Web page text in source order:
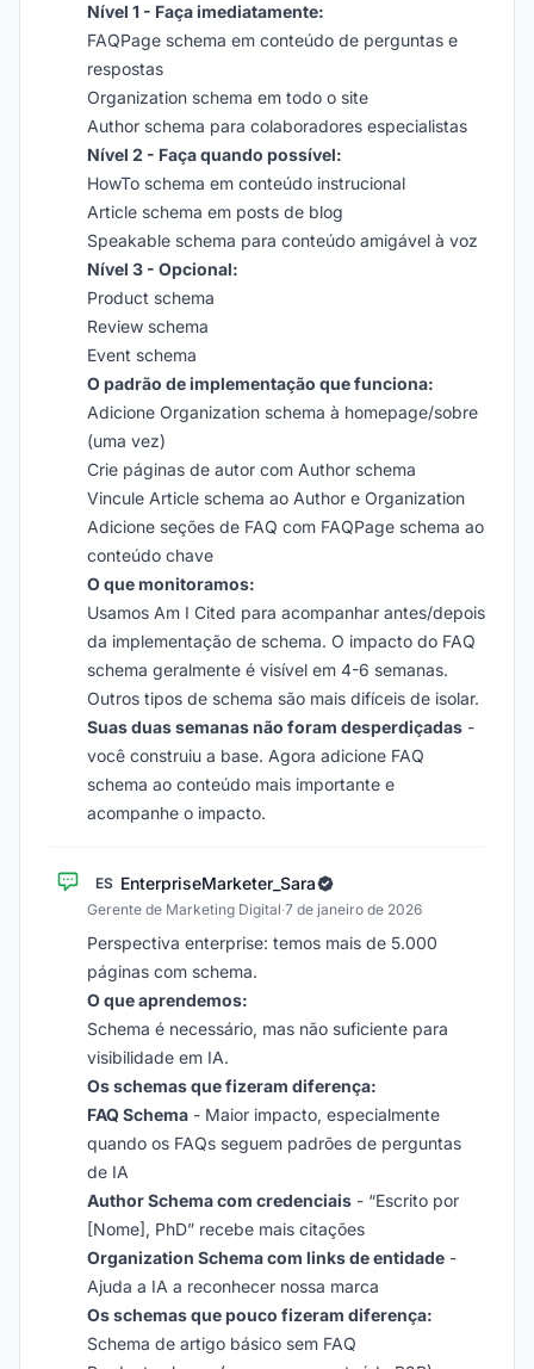
Nível 1 - Faça imediatamente:
FAQPage schema em conteúdo de perguntas e
respostas
Organization schema em todo o site
Author schema para colaboradores especialistas
Nível 2 - Faça quando possível:
HowTo schema em conteúdo instrucional
Article schema em posts de blog
Speakable schema para conteúdo amigável à voz
Nível 3 - Opcional:
Product schema
Review schema
Event schema
O padrão de implementação que funciona:
Adicione Organization schema à homepage/sobre
(uma vez)
Crie páginas de autor com Author schema
Vincule Article schema ao Author e Organization
Adicione seções de FAQ com FAQPage schema ao
conteúdo chave
O que monitoramos:
Usamos Am I Cited para acompanhar antes/depois
da implementação de schema. O impacto do FAQ
schema geralmente é visível em 4-6 semanas.
Outros tipos de schema são mais difíceis de isolar.
Suas duas semanas não foram desperdiçadas -
você construiu a base. Agora adicione FAQ
schema ao conteúdo mais importante e
acompanhe o impacto.
ES EnterpriseMarketer_Sara
Gerente de Marketing Digital·7 de janeiro de 2026
Perspectiva enterprise: temos mais de 5.000
páginas com schema.
O que aprendemos:
Schema é necessário, mas não suficiente para
visibilidade em IA.
Os schemas que fizeram diferença:
FAQ Schema - Maior impacto, especialmente
quando os FAQs seguem padrões de perguntas
de IA
Author Schema com credenciais - “Escrito por
[Nome], PhD” recebe mais citações
Organization Schema com links de entidade -
Ajuda a IA a reconhecer nossa marca
Os schemas que pouco fizeram diferença:
Schema de artigo básico sem FAQ